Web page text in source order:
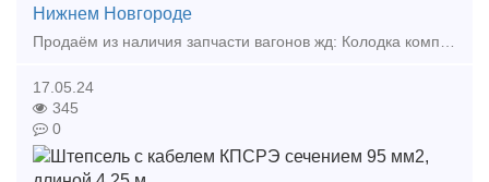
Нижнем Новгороде
Продаём из наличия запчасти вагонов жд: Колодка композиционная 25610-Н тонкая 3600шт Колодка композиционная 25610-Н толстая 960шт Клин ханина СЧ 35 100шт Клин тягового хомута 70шт Подвеска ма
17.05.24
345
0